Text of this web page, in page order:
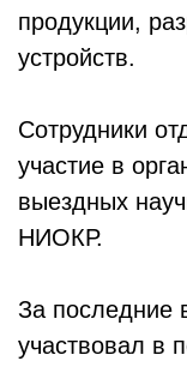
продукции,
устройств.
Сотрудники
участие в
выездных
НИОКР.
За последние
участвовал в